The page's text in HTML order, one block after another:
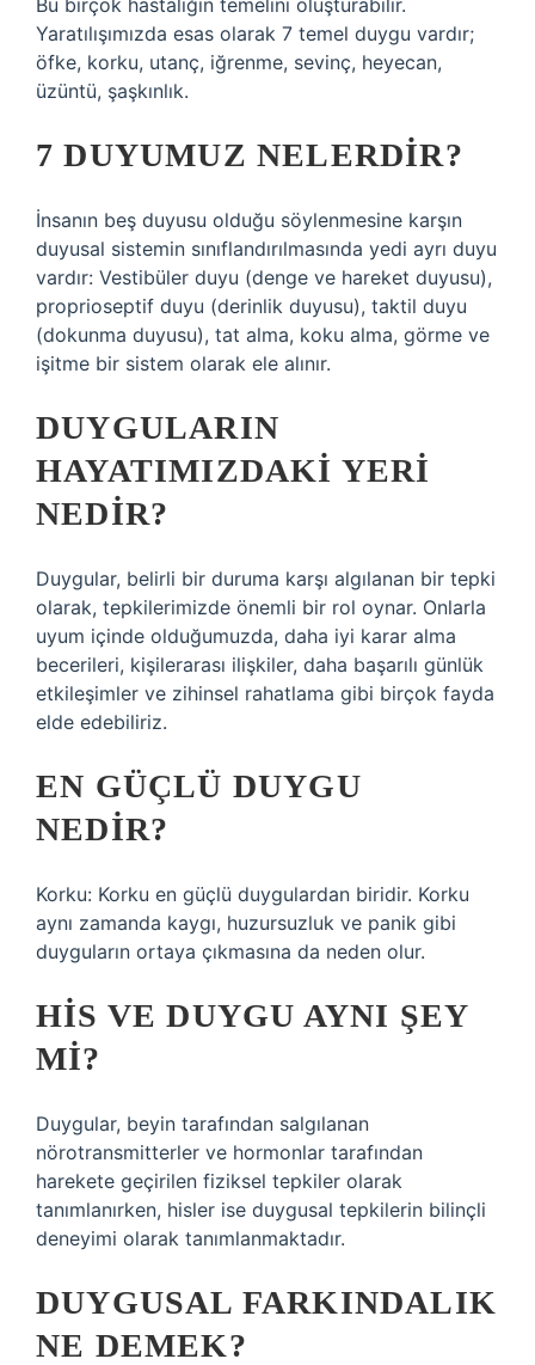
Bu birçok hastalığın temelini oluşturabilir.
Yaratılışımızda esas olarak 7 temel duygu vardır;
öfke, korku, utanç, iğrenme, sevinç, heyecan,
üzüntü, şaşkınlık.
7 DUYUMUZ NELERDIR?
İnsanın beş duyusu olduğu söylenmesine karşın
duyusal sistemin sınıflandırılmasında yedi ayrı duyu
vardır: Vestibüler duyu (denge ve hareket duyusu),
proprioseptif duyu (derinlik duyusu), taktil duyu
(dokunma duyusu), tat alma, koku alma, görme ve
işitme bir sistem olarak ele alınır.
DUYGULARIN
HAYATIMIZDAKI YERI
NEDIR?
Duygular, belirli bir duruma karşı algılanan bir tepki
olarak, tepkilerimizde önemli bir rol oynar. Onlarla
uyum içinde olduğumuzda, daha iyi karar alma
becerileri, kişilerarası ilişkiler, daha başarılı günlük
etkileşimler ve zihinsel rahatlama gibi birçok fayda
elde edebiliriz.
EN GÜÇLÜ DUYGU
NEDIR?
Korku: Korku en güçlü duygulardan biridir. Korku
aynı zamanda kaygı, huzursuzluk ve panik gibi
duyguların ortaya çıkmasına da neden olur.
HIS VE DUYGU AYNI ŞEY
MI?
Duygular, beyin tarafından salgılanan
nörotransmitterler ve hormonlar tarafından
harekete geçirilen fiziksel tepkiler olarak
tanımlanırken, hisler ise duygusal tepkilerin bilinçli
deneyimi olarak tanımlanmaktadır.
DUYGUSAL FARKINDALIK
NE DEMEK?